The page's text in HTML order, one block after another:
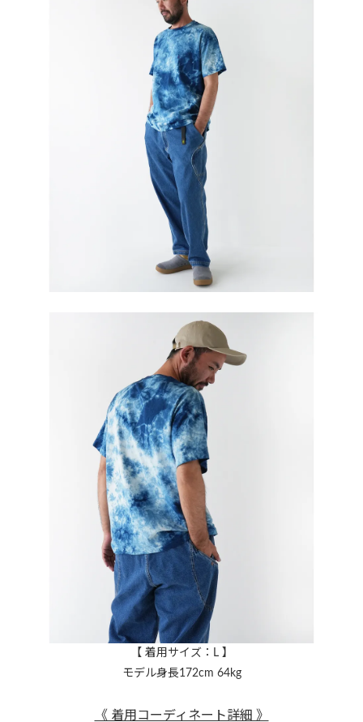
【 着用サイズ：L 】
モデル身長172cm 64kg
《 着用コーディネート詳細 》